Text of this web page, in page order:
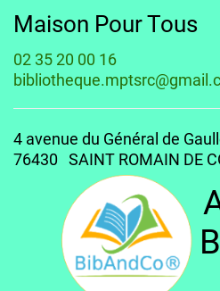
Maison Pour Tous
02 35 20 00 16
4 avenue du Général de
76430 SAINT ROMAIN DE